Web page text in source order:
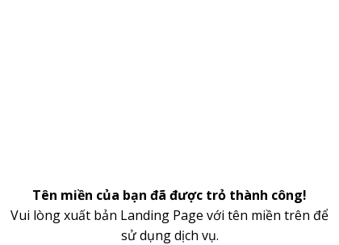
Tên miền của bạn đã được trỏ thành công!
Vui lòng xuất bản Landing Page với tên miền trên để
sử dụng dịch vụ.